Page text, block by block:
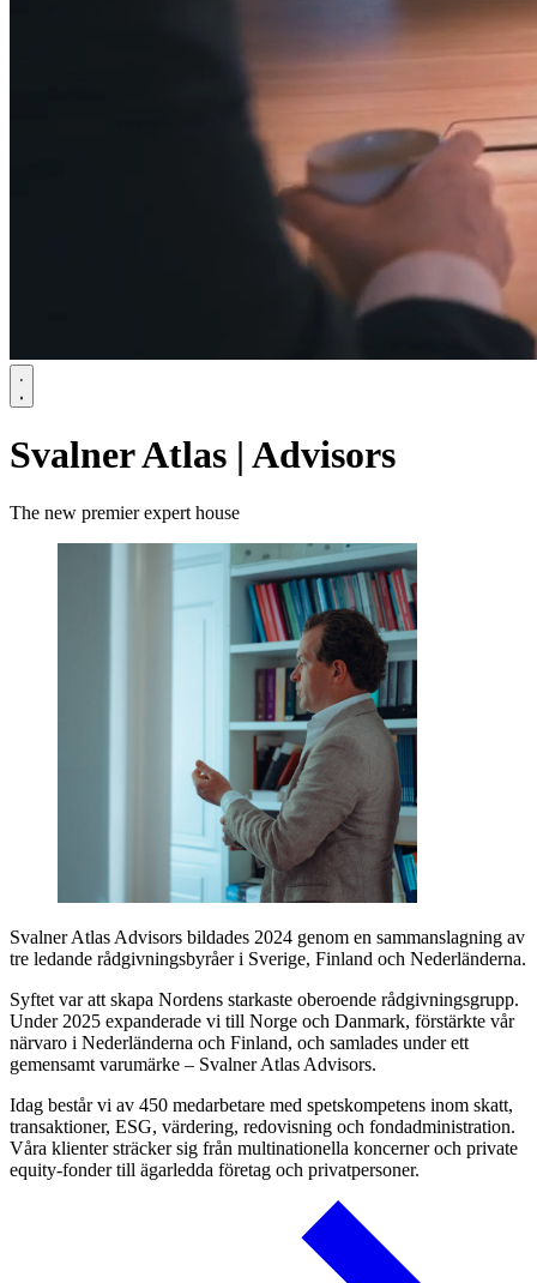
Svalner Atlas | Advisors
The new premier expert house
Svalner Atlas Advisors bildades 2024 genom en sammanslagning av
tre ledande rådgivningsbyråer i Sverige, Finland och Nederländerna.
Syftet var att skapa Nordens starkaste oberoende rådgivningsgrupp.
Under 2025 expanderade vi till Norge och Danmark, förstärkte vår
närvaro i Nederländerna och Finland, och samlades under ett
gemensamt varumärke – Svalner Atlas Advisors.
Idag består vi av 450 medarbetare med spetskompetens inom skatt,
transaktioner, ESG, värdering, redovisning och fondadministration.
Våra klienter sträcker sig från multinationella koncerner och private
equity-fonder till ägarledda företag och privatpersoner.